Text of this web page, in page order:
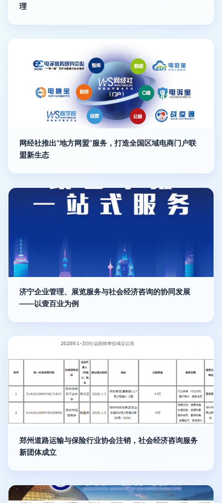
理
网经社推出“地方网盟”服务，打造全国区域电商门户联
盟新生态
济宁企业管理、展览服务与社会经济咨询的协同发展
——以壹百业为例
郑州道路运输与保险行业协会注销，社会经济咨询服务
新团体成立